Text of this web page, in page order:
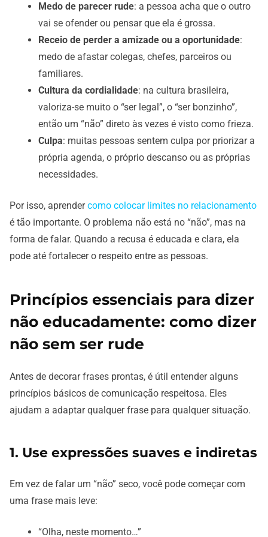
Medo de parecer rude: a pessoa acha que o outro
vai se ofender ou pensar que ela é grossa.
Receio de perder a amizade ou a oportunidade:
medo de afastar colegas, chefes, parceiros ou
familiares.
Cultura da cordialidade: na cultura brasileira,
valoriza-se muito o “ser legal”, o “ser bonzinho”,
então um “não” direto às vezes é visto como frieza.
Culpa: muitas pessoas sentem culpa por priorizar a
própria agenda, o próprio descanso ou as próprias
necessidades.
Por isso, aprendercomo colocar limites no relacionamento
é tão importante. O problema não está no “não”, mas na
forma de falar. Quando a recusa é educada e clara, ela
pode até fortalecer o respeito entre as pessoas.
Princípios essenciais para dizer
não educadamente: como dizer
não sem ser rude
Antes de decorar frases prontas, é útil entender alguns
princípios básicos de comunicação respeitosa. Eles
ajudam a adaptar qualquer frase para qualquer situação.
1. Use expressões suaves e indiretas
Em vez de falar um “não” seco, você pode começar com
uma frase mais leve:
“Olha, neste momento…”